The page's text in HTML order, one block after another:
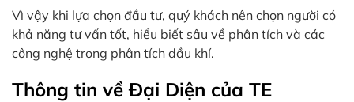
Vì vậy khi lựa chọn đầu tư, quý khách nên chọn người có
khả năng tư vấn tốt, hiểu biết sâu về phân tích và các
công nghệ trong phân tích dầu khí.
Thông tin về Đại Diện của TE